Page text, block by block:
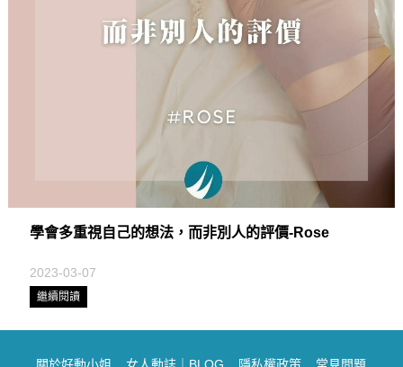
學會多重視自己的想法，而非別人的評價-Rose
2023-03-07
繼續閱讀
關於好動小姐 女人動誌｜BLOG 隱私權政策 常見問題